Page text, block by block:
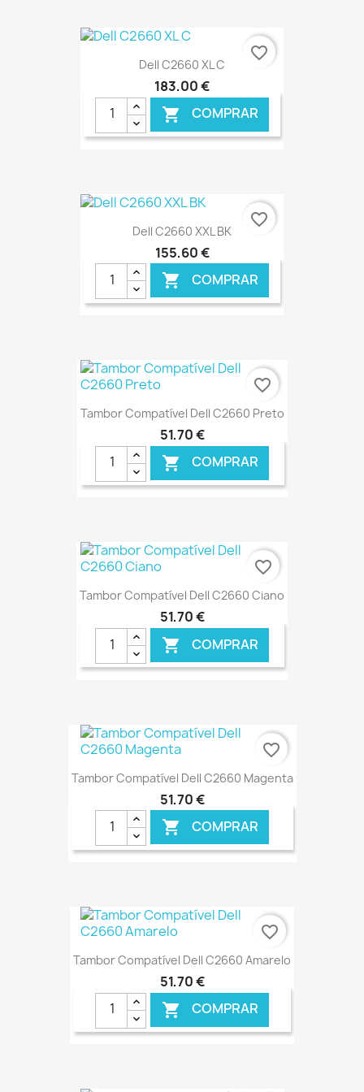
€ ONLINE
Dell C2660 XL C
183,00 €
 COMPRAR
€ ONLINE
favorite_border
Dell C2660 XXL BK
155,60 €
 COMPRAR
€ ONLINE
favorite_border
Tambor Compatível Dell C2660 Preto
51,70 €
 COMPRAR
€ ONLINE
favorite_border
Tambor Compatível Dell C2660 Ciano
51,70 €
 COMPRAR
€ ONLINE
favorite_border
Tambor Compatível Dell C2660 Magenta
51,70 €
 COMPRAR
favorite_border
Tambor Compatível Dell C2660 Amarelo
51,70 €
 COMPRAR
favorite_border